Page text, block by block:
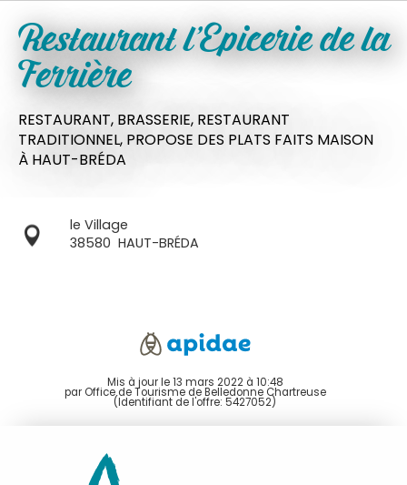
Restaurant l'Epicerie de la
Ferrière
RESTAURANT, BRASSERIE, RESTAURANT
TRADITIONNEL, PROPOSE DES PLATS FAITS MAISON
À HAUT-BRÉDA
le Village
38580 HAUT-BRÉDA
Mis à jour le 13 mars 2022 à 10:48
par Office de Tourisme de Belledonne Chartreuse
(Identifiant de l'offre: 5427052)